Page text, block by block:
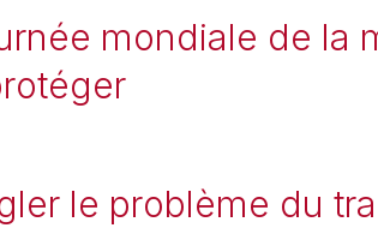
mondiale de la
le problème du